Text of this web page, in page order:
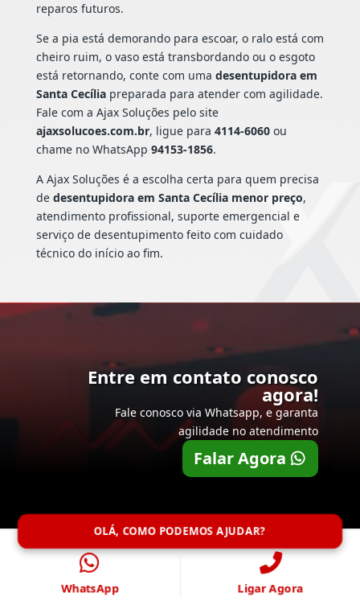
reparos futuros.
Se a pia está demorando para escoar, o ralo está com
cheiro ruim, o vaso está transbordando ou o esgoto
está retornando, conte com uma desentupidora em
Santa Cecíliapreparada para atender com agilidade.
Fale com a Ajax Soluções pelo site
ajaxsolucoes.com.br, ligue para 4114-6060ou
chame no WhatsApp 94153-1856.
A Ajax Soluções é a escolha certa para quem precisa
de desentupidora em Santa Cecília menor preço,
atendimento profissional, suporte emergencial e
serviço de desentupimento feito com cuidado
técnico do início ao fim.
Entre em contato conosco
agora!
Fale conosco via Whatsapp, e garanta
agilidade no atendimento
Falar Agora
OLÁ, COMO PODEMOS AJUDAR?
WhatsApp Ligar Agora